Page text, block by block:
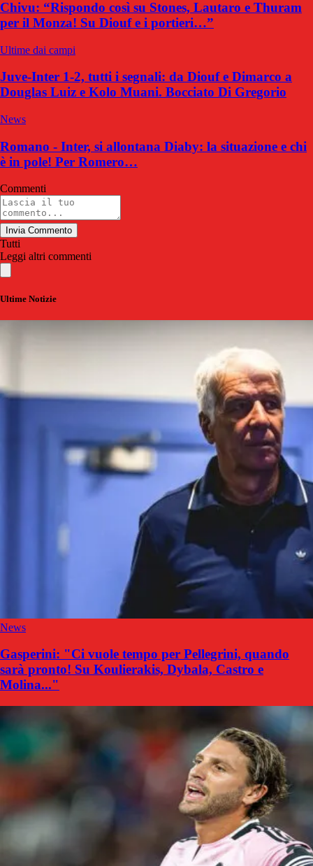
Chivu: “Rispondo così su Stones, Lautaro e Thuram
per il Monza! Su Diouf e i portieri…”
Ultime dai campi
Juve-Inter 1-2, tutti i segnali: da Diouf e Dimarco a
Douglas Luiz e Kolo Muani. Bocciato Di Gregorio
News
Romano - Inter, si allontana Diaby: la situazione e chi
è in pole! Per Romero…
Commenti
Invia Commento
Tutti
Leggi altri commenti
Ultime Notizie
News
Gasperini: "Ci vuole tempo per Pellegrini, quando
sarà pronto! Su Koulierakis, Dybala, Castro e
Molina..."